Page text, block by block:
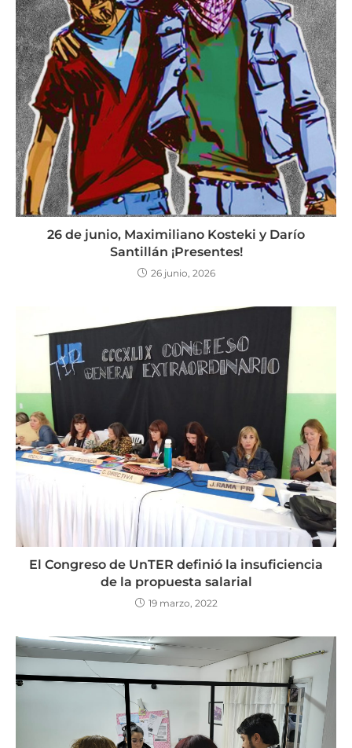
26 de junio, Maximiliano Kosteki y Darío
Santillán ¡Presentes!
26 junio, 2026
El Congreso de UnTER definió la insuficiencia
de la propuesta salarial
19 marzo, 2022